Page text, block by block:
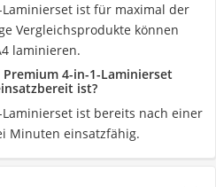
ist für maximal der
Vergleichsprodukte können
laminieren.
4-in-1-Laminierset
ist?
ist bereits nach einer
Minuten einsatzfähig.